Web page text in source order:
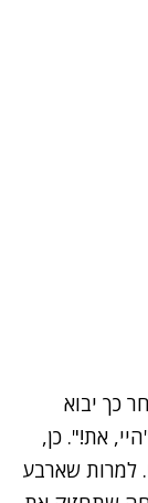
כך יבוא
את!". כן,
למרות שארבע